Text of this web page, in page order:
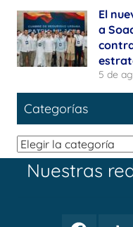
El
a
5 de
Categorías
Categorías
Nuestras